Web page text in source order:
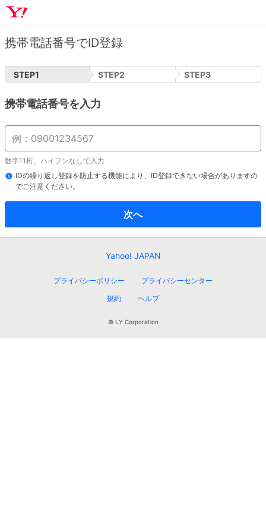
携帯電話番号でID登録
STEP1 STEP2 STEP3
携帯電話番号を入力
数字11桁、ハイフンなしで入力
IDの繰り返し登録を防止する機能により、ID登録できない場合がありますの
でご注意ください。
次へ
Yahoo! JAPAN
プライバシーポリシー
プライバシーセンター
規約
ヘルプ
© LY Corporation